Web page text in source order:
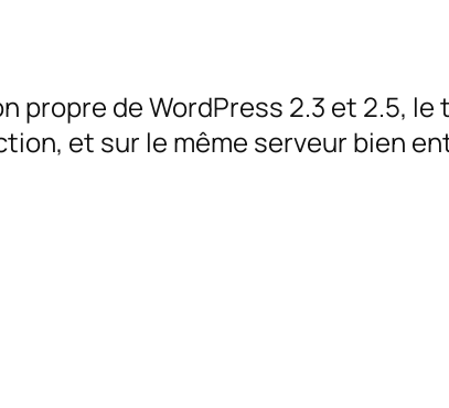
propre de WordPress 2.3 et 2.5, le
et sur le même serveur bien